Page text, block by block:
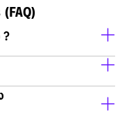
วช / ปวส และ ปริญญา